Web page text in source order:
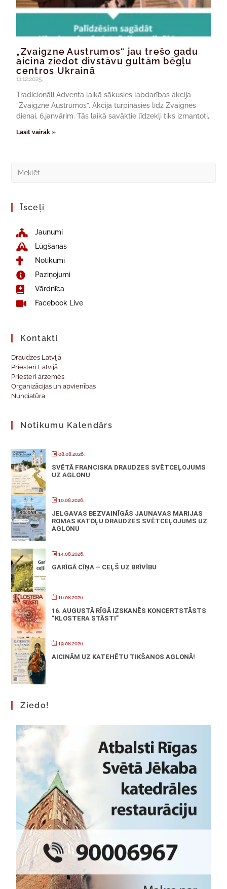
„Zvaigzne Austrumos“ jau trešo gadu
aicina ziedot divstāvu gultām bēgļu
centros Ukrainā
11.12.2025.
Tradicionāli Adventa laikā sākusies labdarības akcija
“Zvaigzne Austrumos”. Akcija turpināsies līdz Zvaignes
dienai, 6.janvārim. Tās laikā savāktie līdzekļi tiks izmantoti,
Lasīt vairāk »
Īsceļi
Jaunumi
Lūgšanas
Notikumi
Paziņojumi
Vārdnīca
Facebook Live
Kontakti
Draudzes Latvijā
Priesteri Latvijā
Priesteri ārzemēs
Organizācijas un apvienības
Nunciatūra
Notikumu Kalendārs
08.08.2026.
SVĒTĀ FRANCISKA DRAUDZES SVĒTCEĻOJUMS
UZ AGLONU
10.08.2026.
JELGAVAS BEZVAINĪGĀS JAUNAVAS MARIJAS
ROMAS KATOĻU DRAUDZES SVĒTCEĻOJUMS UZ
AGLONU
14.08.2026.
GARĪGĀ CĪŅA – CEĻŠ UZ BRĪVĪBU
16.08.2026.
16. AUGUSTĀ RĪGĀ IZSKANĒS KONCERTSTĀSTS
“KLOSTERA STĀSTI”
19.08.2026.
AICINĀM UZ KATEHĒTU TIKŠANOS AGLONĀ!
Ziedo!